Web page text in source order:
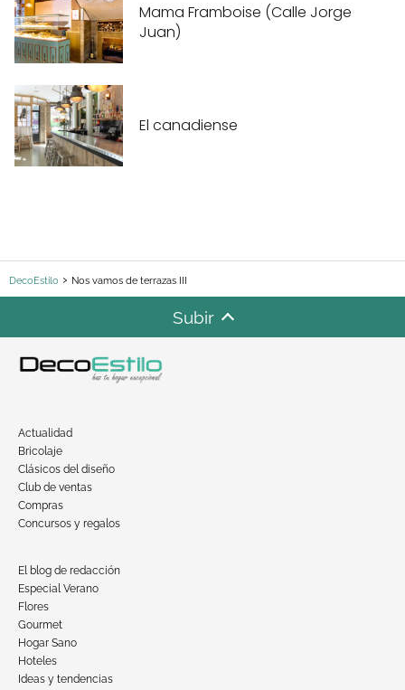
Mama Framboise (Calle Jorge
Juan)
El canadiense
DecoEstilo Nos vamos de terrazas III
Subir
Actualidad
Bricolaje
Clásicos del diseño
Club de ventas
Compras
Concursos y regalos
El blog de redacción
Especial Verano
Flores
Gourmet
Hogar Sano
Hoteles
Ideas y tendencias